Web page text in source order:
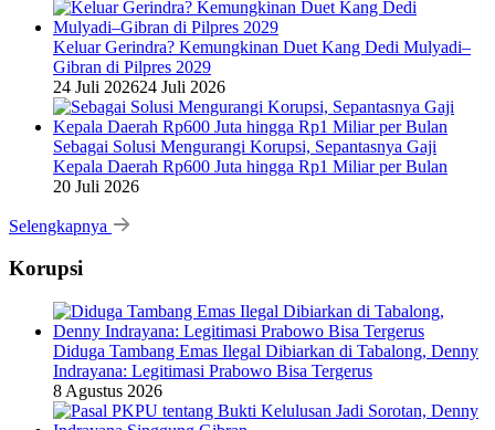
Keluar Gerindra? Kemungkinan Duet Kang Dedi Mulyadi–
Gibran di Pilpres 2029
24 Juli 202624 Juli 2026
Sebagai Solusi Mengurangi Korupsi, Sepantasnya Gaji
Kepala Daerah Rp600 Juta hingga Rp1 Miliar per Bulan
20 Juli 2026
Selengkapnya
Korupsi
Diduga Tambang Emas Ilegal Dibiarkan di Tabalong, Denny
Indrayana: Legitimasi Prabowo Bisa Tergerus
8 Agustus 2026